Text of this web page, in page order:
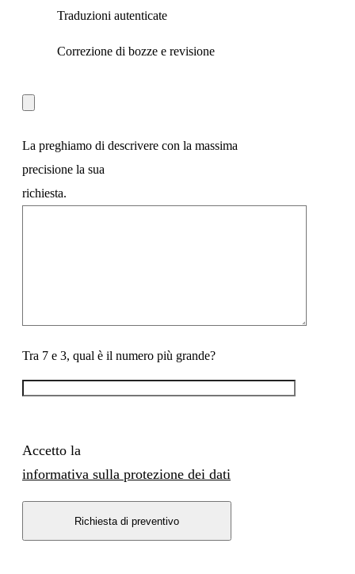
Traduzioni autenticate
Correzione di bozze e revisione
La preghiamo di descrivere con la massima
precisione la sua
richiesta.
Tra 7 e 3, qual è il numero più grande?
Accetto la
informativa sulla protezione dei dati
Richiesta di preventivo